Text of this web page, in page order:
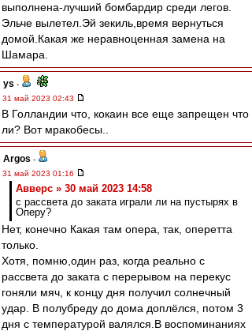
выполнена-лучший бомбардир среди легов.
Эльче вылетел.Эй зекиль,время вернуться
домой.Какая же неравноценная замена на
Шамара.
ys -
31 май 2023 02:43
В Голландии что, кокаин все еще запрещен что
ли? Вот мракобесы..
Argos -
31 май 2023 01:16
Авверс » 30 май 2023 14:58
с рассвета до заката играли ли на пустырях в
Оперу?
Нет, конечно Какая там опера, так, оперетта
только.
Хотя, помню,один раз, когда реально с
рассвета до заката с перерывом на перекус
гоняли мяч, к концу дня получил солнечный
удар. В полубреду до дома доплёлся, потом 3
дня с температурой валялся.В воспоминаниях